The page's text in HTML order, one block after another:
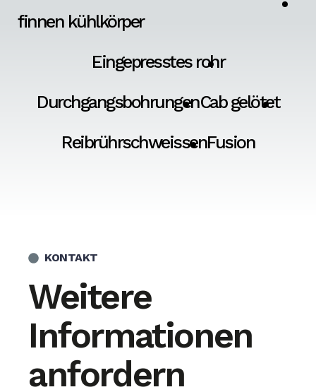
finnen kühlkörper
Eingepresstes rohr
DurchgangsbohrungenCab gelötet
ReibrührschweissenFusion
KONTAKT
Weitere
Informationen
anfordern